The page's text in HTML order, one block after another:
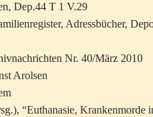
Dep.44 T 1 V.29
Adressbücher,
Nr. 40/März 2010
Arolsen
“Euthanasie, Krankenmorde